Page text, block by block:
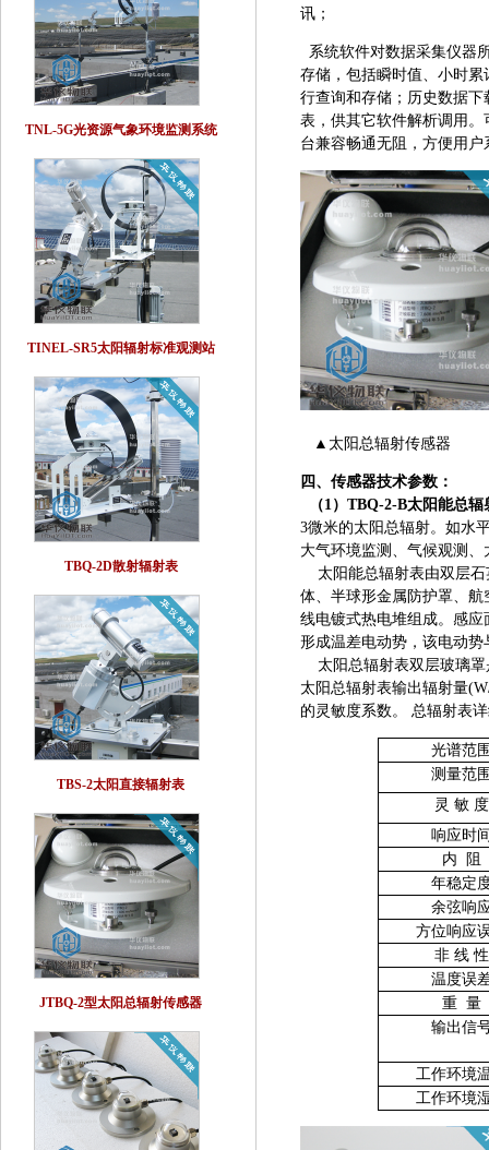
讯；
系统软件对数据采集仪器
存储，包括瞬时值、小时
行查询和存储；历史数据
表，供其它软件解析调用
台兼容畅通无阻，方便用
▲太阳总辐射传感器
四、传感器技术参数：
（1）TBQ-2-B太阳能总辐
3微米的太阳总辐射。如水
大气环境监测、气候观测
太阳能总辐射表由双层
体、半球形金属防护罩、
线电镀式热电堆组成。感
形成温差电动势，该电动
太阳总辐射表双层玻璃
太阳总辐射表输出辐射量
的灵敏度系数。
总辐射表
光谱范
测量范
灵 敏 度
响应时
内
阻
年稳定
余弦响
方位响应
非 线 性
温度误
重 量
输出信
工作环境
工作环境
TNL-5G光资源气象环境监测系统
TINEL-SR5太阳辐射标准观测站
TBQ-2D散射辐射表
TBS-2太阳直接辐射表
JTBQ-2型太阳总辐射传感器